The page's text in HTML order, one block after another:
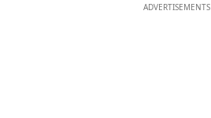
ADVERTISEMENTS